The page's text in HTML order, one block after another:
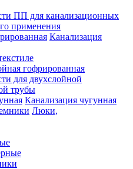
ПП для канализационных
применения
Канализация
гофрированная
для двухслойной
трубы
Канализация чугунная
Люки,